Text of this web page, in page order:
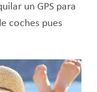
un GPS para
coches pues